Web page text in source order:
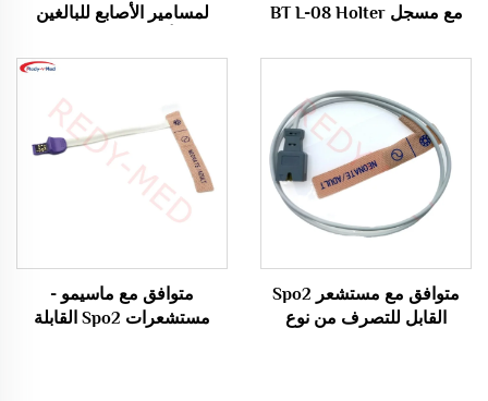
مع مسجل BT L-08 Holter
لمسامير الأصابع للبالغين
Rainbow 20pin، RAD-97،
Sensor/Probe
متوافق مع مستشعر Spo2
القابل للتصرف من نوع
متوافق مع ماسيمو -
مستشعرات Spo2 القابلة